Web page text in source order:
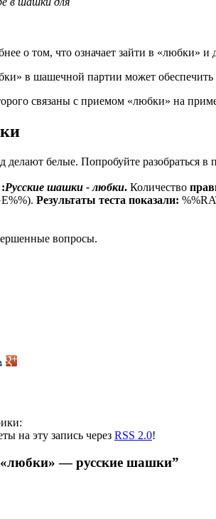
о том, что означает зайти в «любки» и
в шашечной партии может
связаны с приемом «любки» на
делают белые. Попробуйте разобраться
:Русские шашки - любки. Количество
Результаты теста показали:
вопросы.
на эту запись через RSS 2.0!
— русские шашки”